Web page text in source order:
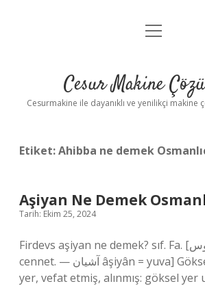
Anasayfa
Yasal Uyarı
menüyü
Cesur Makine
Cesurmakine ile dayanıklı ve yenilikçi makine
Etiket:Ahibba ne demek
Aşiyan Ne Demek
Tarih: Ekim 25, 2024
Firdevs aşiyan ne demek? sıf. Fa. [فردوس firdevs =
cennet. — آشیان âşiyân = yuva] Göksel yer, göksel
yer, vefat etmiş, alınmış: göksel yer